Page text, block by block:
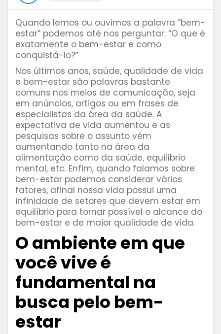
Quando lemos ou ouvimos a palavra “bem-
estar” podemos até nos perguntar: “O que é
exatamente o bem-estar e como
conquistá-lo?”
Nos últimos anos, saúde, qualidade de vida
e bem-estar são palavras bastante
comuns nos meios de comunicação, seja
em anúncios, artigos ou em frases de
especialistas da área da saúde. A
expectativa de vida aumentou e as
pesquisas sobre o assunto vêm
aumentando tanto na área da
alimentação como da saúde, equilíbrio
mental, etc. Enfim, quando falamos sobre
bem-estar podemos considerar vários
fatores, afinal nossa vida possui uma
infinidade de setores que devem estar em
equilíbrio para tornar possível o alcance do
bem-estar e de maior qualidade de vida.
O ambiente em que
você vive é
fundamental na
busca pelo bem-
estar